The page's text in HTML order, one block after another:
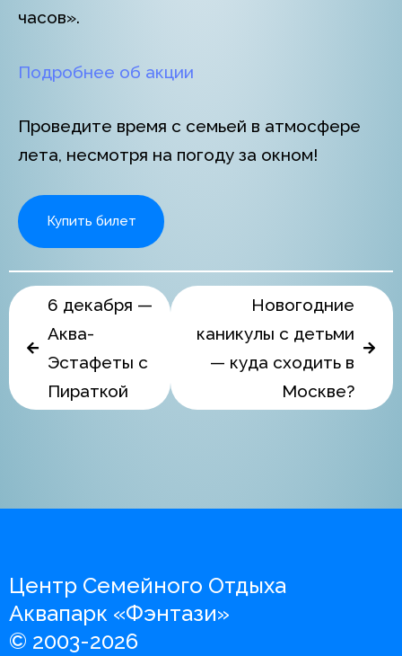
часов».
Подробнее об акции
Проведите время с семьей в атмосфере
лета, несмотря на погоду за окном!
Купить билет
6 декабря —
Аква-
Эстафеты с
Пираткой
Новогодние
каникулы с детьми
— куда сходить в
Москве?
Центр Семейного Отдыха
Аквапарк «Фэнтази»
© 2003-2026